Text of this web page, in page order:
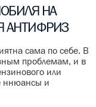
НА
АНТИФРИЗ
сама по себе. В
проблемам, и в
или
ннюансы и